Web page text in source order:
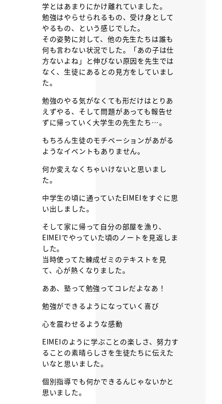
学とはあまりにかけ離れていました。
勉強はやらせられるもの、受け身として
やるもの、という感じでした。
その姿勢に対して、他の先生たちは誰も
何も言わない状況でした。「あの子は仕
方ないよね」と伸びない原因を先生では
なく、生徒にあるとの見方をしていまし
た。
勉強のやる気がなくても形だけはとりあ
えずやる、そして問題があっても報告せ
ずに帰っていく大学生の先生たち…。
もちろん生徒のモチベーションがあがる
ようなイベントもありません。
何か変えなくちゃいけないと思いまし
た。
中学生の頃に通っていたEIMEIをすぐに思
い出しました。
そして家に帰って自分の部屋を漁り、
EIMEIでやっていた頃のノートを見返しま
した。
当時使ってた練成ゼミのテキストを見
て、心が熱くなりました。
ああ、塾って勉強ってコレだよなあ！
勉強ができるようになっていく喜び
心を震わせるような感動
EIMEIのように学ぶことの楽しさ、努力す
ることの素晴らしさを生徒たちに伝えた
いなと思いました。
個別指導でも何かできるんじゃないかと
思いました。